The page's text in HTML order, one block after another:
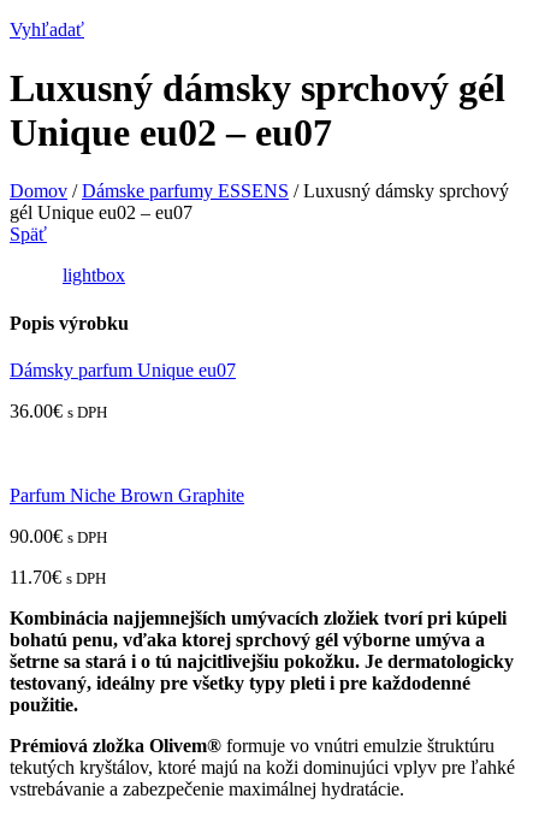
Vyhľadať
Luxusný dámsky sprchový gél
Unique eu02 – eu07
Domov / Dámske parfumy ESSENS /Luxusný dámsky sprchový
gél Unique eu02 – eu07
Späť
lightbox
Popis výrobku
Dámsky parfum Unique eu07
36.00€ s DPH
Parfum Niche Brown Graphite
90.00€ s DPH
11.70€ s DPH
Kombinácia najjemnejších umývacích zložiek tvorí pri kúpeli
bohatú penu, vďaka ktorej sprchový gél výborne umýva a
šetrne sa stará i o tú najcitlivejšiu pokožku. Je dermatologicky
testovaný, ideálny pre všetky typy pleti i pre každodenné
použitie.
Prémiová zložka Olivem® formuje vo vnútri emulzie štruktúru
tekutých kryštálov, ktoré majú na koži dominujúci vplyv pre ľahké
vstrebávanie a zabezpečenie maximálnej hydratácie.